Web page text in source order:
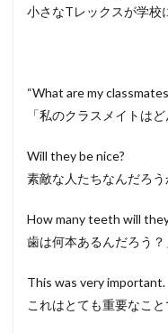
小さなTレックスが学校
“What are my
「私のクラスメイトは
Will they be nice?
素敵な人たちなんだろう
How many teeth will they
歯は何本あるんだろう？
This was very important.
これはとても重要なこと